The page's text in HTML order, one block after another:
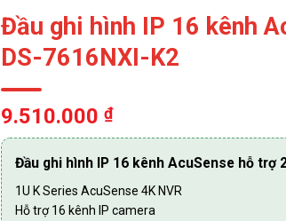
Đầu ghi hình IP 16 kênh
DS-7616NXI-K2
9.510.000 ₫
Đầu ghi hình IP 16 kênh AcuSense hỗ trợ
1U K Series AcuSense 4K NVR
Hỗ trợ 16 kênh IP camera